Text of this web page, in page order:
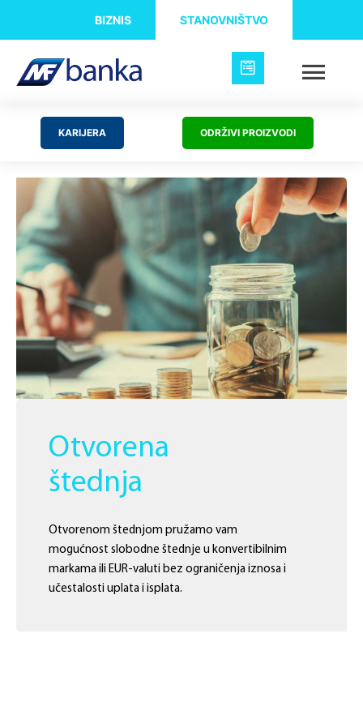
BIZNIS STANOVNIŠTVO
KARIJERA ODRŽIVI PROIZVODI
Otvorena
štednja
Otvorenom štednjom pružamo vam
mogućnost slobodne štednje u konvertibilnim
markama ili EUR-valuti bez ograničenja iznosa i
učestalosti uplata i isplata.